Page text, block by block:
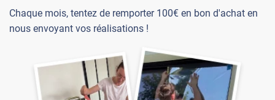
Chaque mois, tentez de remporter 100€ en bon d'achat en
nous envoyant vos réalisations !